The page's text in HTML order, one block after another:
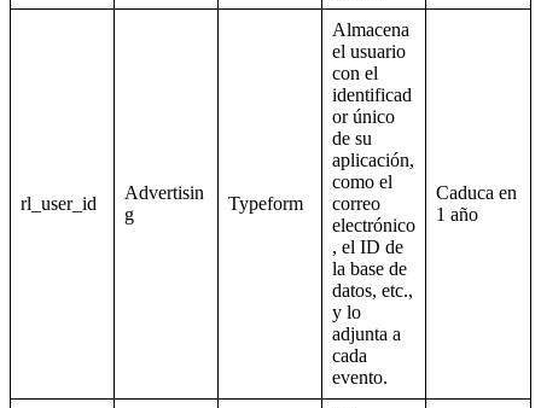
rl_user_id
Advertisin
g
Typeform
Almacena
el usuario
con el
identificad
or único
de su
aplicación,
como el
correo
electrónico
, el ID de
la base de
datos, etc.,
y lo
adjunta a
cada
evento.
Caduca en
1 año